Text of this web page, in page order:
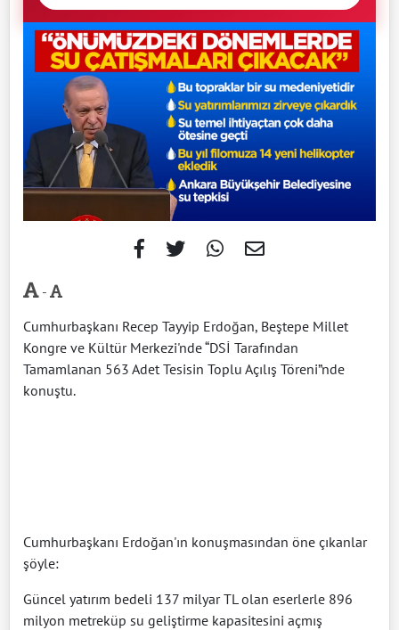
-
Cumhurbaşkanı Recep Tayyip Erdoğan, Beştepe Millet
Kongre ve Kültür Merkezi'nde “DSİ Tarafından
Tamamlanan 563 Adet Tesisin Toplu Açılış Töreni”nde
konuştu.
Cumhurbaşkanı Erdoğan'ın konuşmasından öne çıkanlar
şöyle:
Güncel yatırım bedeli 137 milyar TL olan eserlerle 896
milyon metreküp su geliştirme kapasitesini açmış